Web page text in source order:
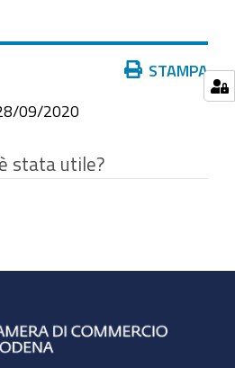
STAMPA
09/2020
stata utile?